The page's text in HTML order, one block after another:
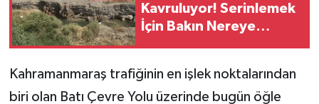
Kavruluyor! Serinlemek
İçin Bakın Nereye
Kahramanmaraş trafiğinin en işlek noktalarından
biri olan Batı Çevre Yolu üzerinde bugün öğle
Yaşam
KAHRAMANMARAŞ